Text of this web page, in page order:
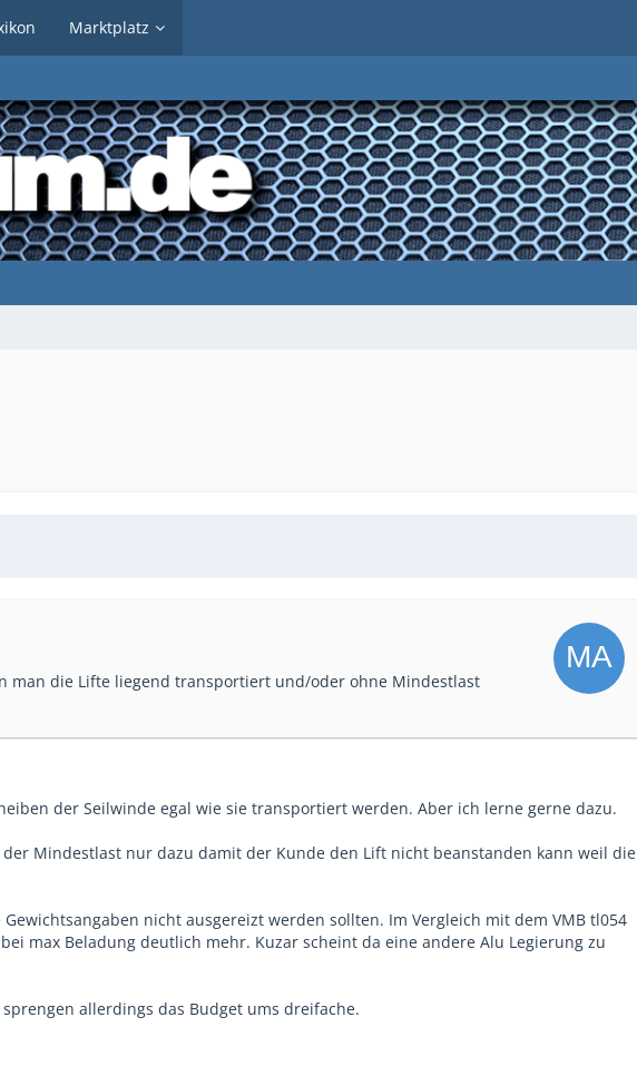
Marktplatz
man die Lifte liegend transportiert und/oder ohne Mindestlast
der Seilwinde egal wie sie transportiert werden. Aber ich lerne gerne dazu.
Mindestlast nur dazu damit der Kunde den Lift nicht beanstanden kann weil die
nicht ausgereizt werden sollten. Im Vergleich mit dem VMB tl054
max Beladung deutlich mehr. Kuzar scheint da eine andere Alu Legierung zu
sprengen allerdings das Budget ums dreifache.